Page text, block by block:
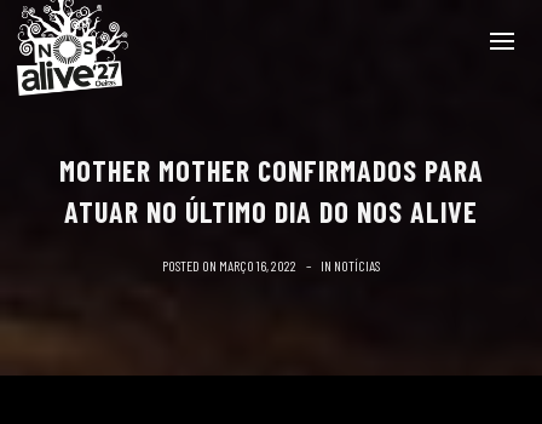
MOTHER MOTHER CONFIRMADOS PARA
ATUAR NO ÚLTIMO DIA DO NOS ALIVE
POSTED ON MARÇO 16, 2022 IN NOTÍCIAS